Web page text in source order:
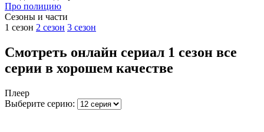
Про полицию
Cезоны и части
1 сезон 2 сезон 3 сезон
Смотреть онлайн сериал 1 сезон все
серии в хорошем качестве
Плеер
Выберите серию: